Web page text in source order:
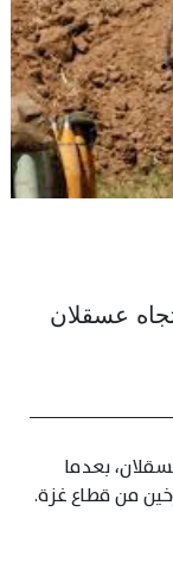
عسقلان
بعدما
من قطاع غزة.